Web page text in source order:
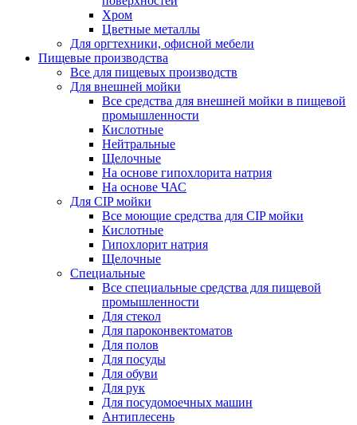
Хром
Цветные металлы
Для оргтехники, офисной мебели
Пищевые производства
Все для пищевых производств
Для внешней мойки
Все средства для внешней мойки в пищевой
промышленности
Кислотные
Нейтральные
Щелочные
На основе гипохлорита натрия
На основе ЧАС
Для CIP мойки
Все моющие средства для CIP мойки
Кислотные
Гипохлорит натрия
Щелочные
Специальные
Все специальные средства для пищевой
промышленности
Для стекол
Для пароконвектоматов
Для полов
Для посуды
Для обуви
Для рук
Для посудомоечных машин
Антиплесень